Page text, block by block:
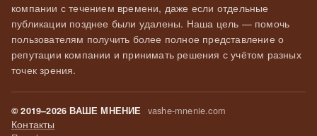
компании с течением времени, даже если отдельные
публикации позднее были удалены. Наша цель — помочь
пользователям получить более полное представление о
репутации компании и принимать решения с учётом разных
точек зрения.
© 2019–2026 ВАШЕ МНЕНИЕ vashe-mnenie.com
Контакты